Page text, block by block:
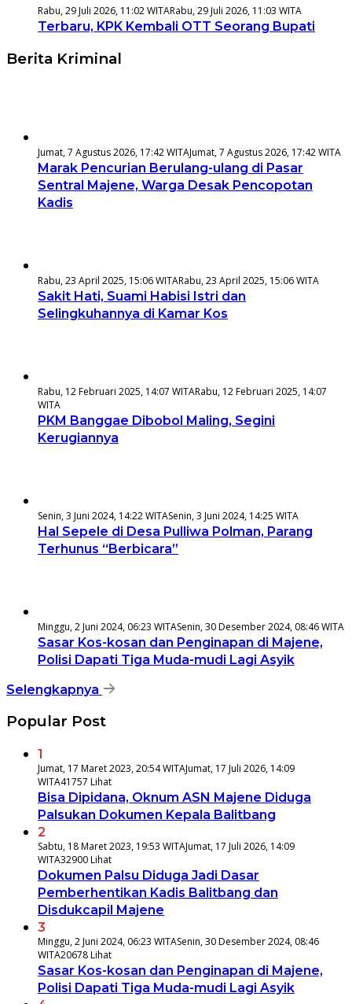
Rabu, 29 Juli 2026, 11:02 WITARabu, 29 Juli 2026, 11:03 WITA
Terbaru, KPK Kembali OTT Seorang Bupati
Berita Kriminal
Jumat, 7 Agustus 2026, 17:42 WITAJumat, 7 Agustus 2026, 17:42 WITA
Marak Pencurian Berulang-ulang di Pasar
Sentral Majene, Warga Desak Pencopotan
Kadis
Rabu, 23 April 2025, 15:06 WITARabu, 23 April 2025, 15:06 WITA
Sakit Hati, Suami Habisi Istri dan
Selingkuhannya di Kamar Kos
Rabu, 12 Februari 2025, 14:07 WITARabu, 12 Februari 2025, 14:07
WITA
PKM Banggae Dibobol Maling, Segini
Kerugiannya
Senin, 3 Juni 2024, 14:22 WITASenin, 3 Juni 2024, 14:25 WITA
Hal Sepele di Desa Pulliwa Polman, Parang
Terhunus “Berbicara”
Minggu, 2 Juni 2024, 06:23 WITASenin, 30 Desember 2024, 08:46 WITA
Sasar Kos-kosan dan Penginapan di Majene,
Polisi Dapati Tiga Muda-mudi Lagi Asyik
Selengkapnya
Popular Post
1
Jumat, 17 Maret 2023, 20:54 WITAJumat, 17 Juli 2026, 14:09
WITA41757 Lihat
Bisa Dipidana, Oknum ASN Majene Diduga
Palsukan Dokumen Kepala Balitbang
2
Sabtu, 18 Maret 2023, 19:53 WITAJumat, 17 Juli 2026, 14:09
WITA32900 Lihat
Dokumen Palsu Diduga Jadi Dasar
Pemberhentikan Kadis Balitbang dan
Disdukcapil Majene
3
Minggu, 2 Juni 2024, 06:23 WITASenin, 30 Desember 2024, 08:46
WITA20678 Lihat
Sasar Kos-kosan dan Penginapan di Majene,
Polisi Dapati Tiga Muda-mudi Lagi Asyik